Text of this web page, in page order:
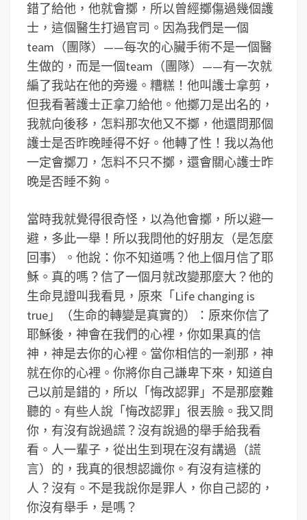
錯了給他，他就會擲，所以曾經擲傷過幾個護
士，這個醫生打過官司。因為我們是一個
team（團隊）——每次的心臟手術不是一個醫
生做的，而是一個team（團隊）——有一次就
編了我站在他的旁邊。糟糕！他叫護士拿剪，
但我看著護士正拿刀給他。他擲刀是出名的，
我就向後移，怎料那次他又不擲，他還問那個
護士是否昨晚睡得不好。他轉了性！我以為他
一定會擲刀，怎料不只不擲，還會關心護士昨
晚是否睡不夠。
當時我就覺得很奇怪，以為他會擲，所以避一
避，多此一舉！所以我問他的好朋友（是怎麼
回事）。他說：你不知道嗎？他上個月信了耶
穌。真的嗎？信了一個月就改變那麼大？他的
生命見證叫我看見，原來「Life changing is
true」（生命的轉變是真實的）：原來你信了
耶穌後，神會在我們的心裡，你如果真的信
神，神是去你的心裡。當你相信的一剎那，神
就在你的心裡。你將你自己謙卑下來，知道自
己以前是錯的，所以「悔改認罪」不是那麼難
聽的。有些人說「悔改認罪」很丟臉。我又問
你，有沒有說過謊？沒有說過的舉手給我看
看。人一輩子，從出生到現在沒有講過（謊
言）的，我真的很想認識你。有沒有這樣的
人？沒有。不是我說你是罪人，你自己認的，
你沒有舉手，是嗎？